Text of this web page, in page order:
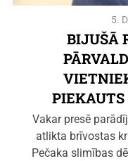
5.
BIJUŠĀ
Vakar presē
atlikta brīvostas
Pečaka slimības